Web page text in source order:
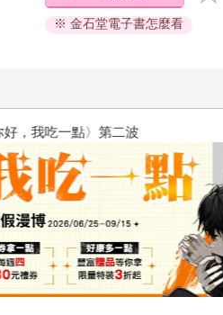
※ 金石堂電子書怎麼看
2026金石堂暑假漫